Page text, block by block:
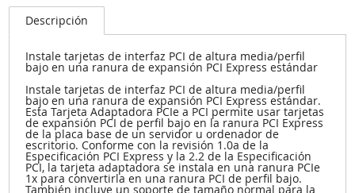
Descripción
Instale tarjetas de interfaz PCI de altura media/perfil
bajo en una ranura de expansión PCI Express estándar
Instale tarjetas de interfaz PCI de altura media/perfil
bajo en una ranura de expansión PCI Express estándar.
Esta Tarjeta Adaptadora PCIe a PCI permite usar tarjetas
de expansión PCI de perfil bajo en la ranura PCI Express
de la placa base de un servidor u ordenador de
escritorio. Conforme con la revisión 1.0a de la
Especificación PCI Express y la 2.2 de la Especificación
PCI, la tarjeta adaptadora se instala en una ranura PCIe
1x para convertirla en una ranura PCI de perfil bajo.
También incluye un soporte de tamaño normal para la